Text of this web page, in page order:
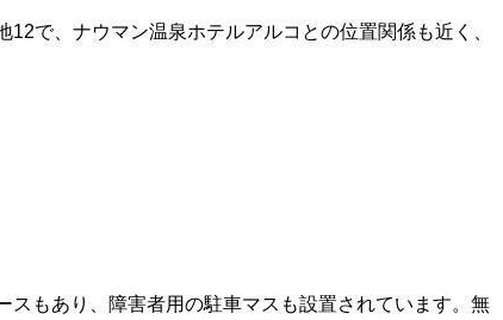
で、ナウマン温泉ホテルアルコとの位置関係も近く、
スもあり、障害者用の駐車マスも設置されています。無